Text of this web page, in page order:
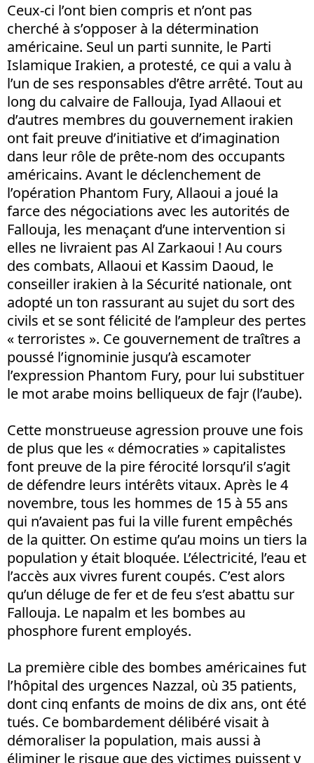
Ceux-ci l’ont bien compris et n’ont pas
cherché à s’opposer à la détermination
américaine. Seul un parti sunnite, le Parti
Islamique Irakien, a protesté, ce qui a valu à
l’un de ses responsables d’être arrêté. Tout au
long du calvaire de Fallouja, Iyad Allaoui et
d’autres membres du gouvernement irakien
ont fait preuve d’initiative et d’imagination
dans leur rôle de prête-nom des occupants
américains. Avant le déclenchement de
l’opération Phantom Fury, Allaoui a joué la
farce des négociations avec les autorités de
Fallouja, les menaçant d’une intervention si
elles ne livraient pas Al Zarkaoui ! Au cours
des combats, Allaoui et Kassim Daoud, le
conseiller irakien à la Sécurité nationale, ont
adopté un ton rassurant au sujet du sort des
civils et se sont félicité de l’ampleur des pertes
« terroristes ». Ce gouvernement de traîtres a
poussé l’ignominie jusqu’à escamoter
l’expression Phantom Fury, pour lui substituer
le mot arabe moins belliqueux de fajr (l’aube).
Cette monstrueuse agression prouve une fois
de plus que les « démocraties » capitalistes
font preuve de la pire férocité lorsqu’il s’agit
de défendre leurs intérêts vitaux. Après le 4
novembre, tous les hommes de 15 à 55 ans
qui n’avaient pas fui la ville furent empêchés
de la quitter. On estime qu’au moins un tiers la
population y était bloquée. L’électricité, l’eau et
l’accès aux vivres furent coupés. C’est alors
qu’un déluge de fer et de feu s’est abattu sur
Fallouja. Le napalm et les bombes au
phosphore furent employés.
La première cible des bombes américaines fut
l’hôpital des urgences Nazzal, où 35 patients,
dont cinq enfants de moins de dix ans, ont été
tués. Ce bombardement délibéré visait à
démoraliser la population, mais aussi à
éliminer le risque que des victimes puissent y